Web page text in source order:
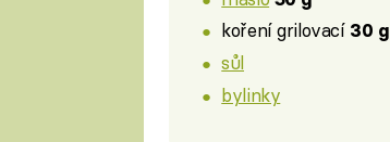
koření grilovací 30 g
sůl
bylinky